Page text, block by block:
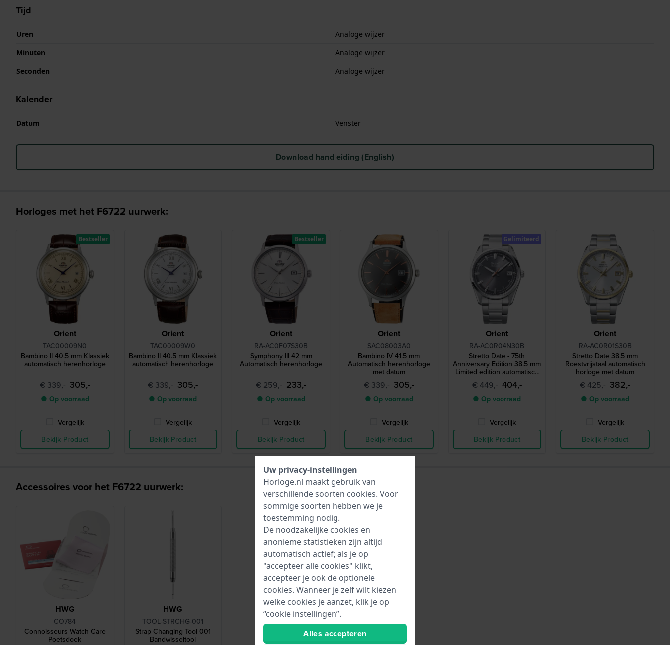
Tijd
Uren
Analoge wijzer
Minuten
Analoge wijzer
Seconden
Analoge wijzer
Kalender
Datum Venster
Download handleiding (English)
Horloges met het F6722 uurwerk:
Orient
TAC00009N0
Bambino II 40.5 mm Klassiek
automatisch herenhorloge
€ 339,- 305,-
● Op voorraad
Vergelijk
Bekijk Product
Bestseller
Orient
TAC00009W0
Bambino II 40.5 mm Klassiek
automatisch herenhorloge
€ 339,- 305,-
● Op voorraad
Vergelijk
Bekijk Product
Orient
RA-AC0F07S30B
Symphony III 42 mm
Automatisch herenhorloge
€ 259,- 233,-
● Op voorraad
Vergelijk
Bekijk Product
Bestseller
Orient
SAC08003A0
Bambino lV 41.5 mm
Automatisch herenhorloge
met datum
€ 339,- 305,-
● Op voorraad
Vergelijk
Bekijk Product
Orient
RA-AC0R04N30B
Stretto Date - 75th
Anniversary Edition 38.5 mm
Limited edition automatisch
horloge met vintage Orient
logo
€ 449,- 404,-
● Op voorraad
Vergelijk
Bekijk Product
Gelimiteerd
Orient
RA-AC0R01S30B
Stretto Date 38.5 mm
Roestvrijstaal automatisch
horloge met datum
€ 425,- 382,-
● Op voorraad
Vergelijk
Bekijk Product
Accessoires voor het F6722 uurwerk:
HWG
CO784
Connoisseurs Watch Care
Poetsdoek
HWG
TOOL-STRCHG-001
Strap Changing Tool 001
Bandwisseltool
Uw privacy-instellingen
Horloge.nl maakt gebruik van
verschillende soorten cookies. Voor
sommige soorten hebben we je
toestemming nodig.
De noodzakelijke cookies en
anonieme statistieken zijn altijd
automatisch actief; als je op
"accepteer alle cookies" klikt,
accepteer je ook de optionele
cookies. Wanneer je zelf wilt kiezen
welke cookies je aanzet, klik je op
“cookie instellingen”.
Alles accepteren